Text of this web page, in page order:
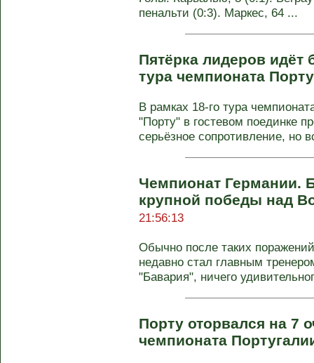
пенальти (0:3). Маркес, 64 ...
Пятёрка лидеров идёт
тура чемпионата
В рамках 18-го тура
"Порту" в гостевом поединке
серьёзное сопротивление, но
Чемпионат Германии.
крупной победы над
21:56:13
Обычно после таких
недавно стал главным
"Бавария", ничего
Порту оторвался на 7
чемпионата